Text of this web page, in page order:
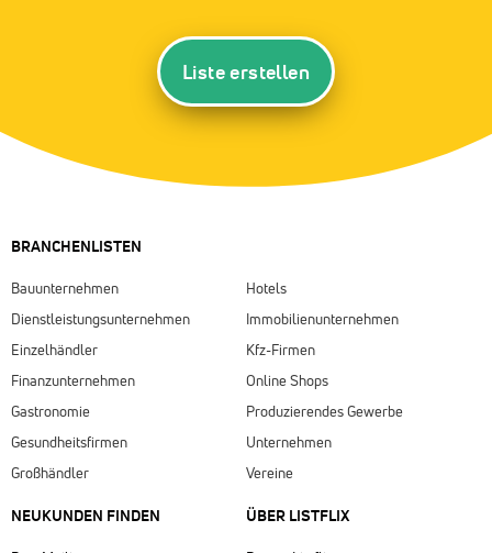
Liste erstellen
BRANCHENLISTEN
Bauunternehmen
Dienstleistungsunternehmen
Einzelhändler
Finanzunternehmen
Gastronomie
Gesundheitsfirmen
Großhändler
Hotels
Immobilienunternehmen
Kfz-Firmen
Online Shops
Produzierendes Gewerbe
Unternehmen
Vereine
NEUKUNDEN FINDEN ÜBER LISTFLIX​